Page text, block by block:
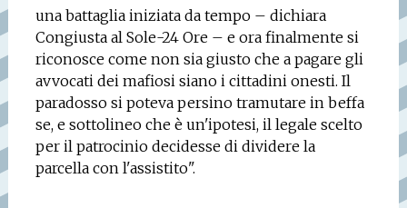
una battaglia iniziata da tempo – dichiara
Congiusta al Sole-24 Ore – e ora finalmente si
riconosce come non sia giusto che a pagare gli
avvocati dei mafiosi siano i cittadini onesti. Il
paradosso si poteva persino tramutare in beffa
se, e sottolineo che è un'ipotesi, il legale scelto
per il patrocinio decidesse di dividere la
parcella con l'assistito".